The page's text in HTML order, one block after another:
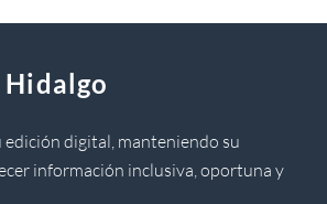
Hidalgo
edición digital, manteniendo su
información inclusiva, oportuna y